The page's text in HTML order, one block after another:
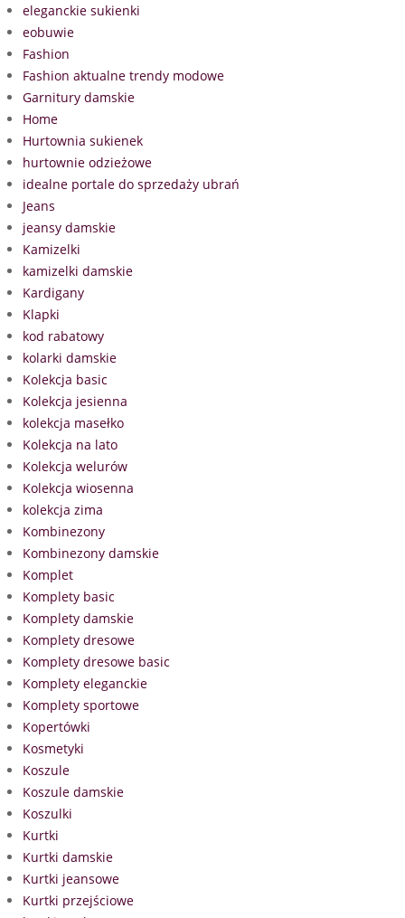
eleganckie sukienki
eobuwie
Fashion
Fashion aktualne trendy modowe
Garnitury damskie
Home
Hurtownia sukienek
hurtownie odzieżowe
idealne portale do sprzedaży ubrań
Jeans
jeansy damskie
Kamizelki
kamizelki damskie
Kardigany
Klapki
kod rabatowy
kolarki damskie
Kolekcja basic
Kolekcja jesienna
kolekcja masełko
Kolekcja na lato
Kolekcja welurów
Kolekcja wiosenna
kolekcja zima
Kombinezony
Kombinezony damskie
Komplet
Komplety basic
Komplety damskie
Komplety dresowe
Komplety dresowe basic
Komplety eleganckie
Komplety sportowe
Kopertówki
Kosmetyki
Koszule
Koszule damskie
Koszulki
Kurtki
Kurtki damskie
Kurtki jeansowe
Kurtki przejściowe